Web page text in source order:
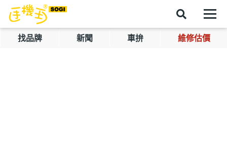
找品牌 新聞 車拚 維修估價